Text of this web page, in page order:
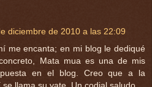
diciembre de 2010 a las 22:09
me encanta; en mi blog le dediqué
Mata mua es una de mis
en el blog. Creo que a la